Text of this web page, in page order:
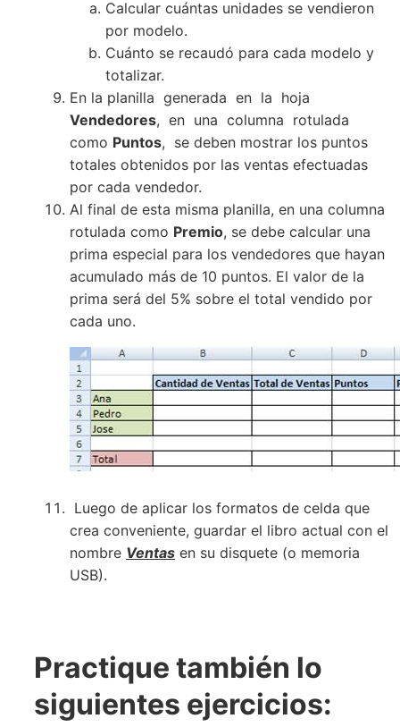
Calcular cuántas unidades se vendieron
por modelo.
Cuánto se recaudó para cada modelo y
totalizar.
En la planilla generada en la hoja
Vendedores, en una columna rotulada
como Puntos, se deben mostrar los puntos
totales obtenidos por las ventas efectuadas
por cada vendedor.
Al final de esta misma planilla, en una columna
rotulada como Premio, se debe calcular una
prima especial para los vendedores que hayan
acumulado más de 10 puntos. El valor de la
prima será del 5% sobre el total vendido por
cada uno.
Luego de aplicar los formatos de celda que
crea conveniente, guardar el libro actual con el
nombre Ventas en su disquete (o memoria
USB).
Practique también lo
siguientes ejercicios: